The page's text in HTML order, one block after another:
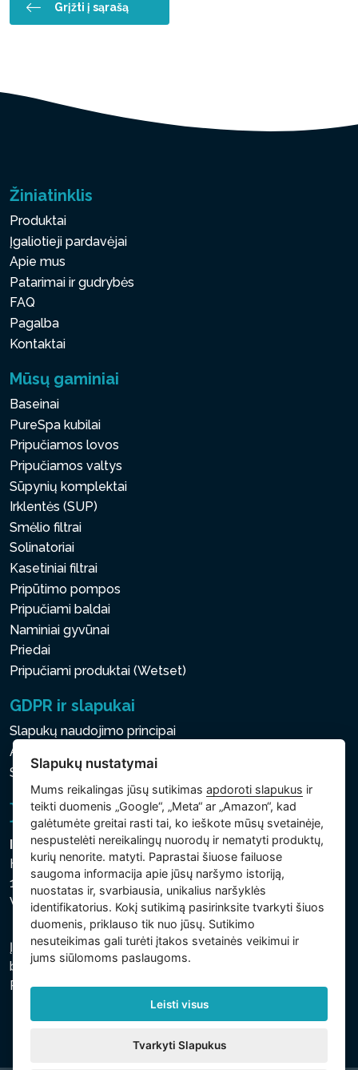
Grįžti į sąrašą
Žiniatinklis
Produktai
Įgaliotieji pardavėjai
Apie mus
Patarimai ir gudrybės
FAQ
Pagalba
Kontaktai
Mūsų gaminiai
Baseinai
PureSpa kubilai
Pripučiamos lovos
Pripučiamos valtys
Sūpynių komplektai
Irklentės (SUP)
Smėlio filtrai
Solinatoriai
Kasetiniai filtrai
Pripūtimo pompos
Pripučiami baldai
Naminiai gyvūnai
Priedai
Pripučiami produktai (Wetset)
GDPR ir slapukai
Slapukų naudojimo principai
Asmens ir kitų tvarkomų duomenų apsaugos politika
Slapukų nustatymai
Intex Trading, s.r.o.
Hradecká 2526/3
130 00 Praha 3
Vinohrady - Česká republika
Įmonė įregistruota Prahos miesto teisme, C skyriuje,
bylos numeris 74759. regsitracijos numeris: 26150808,
PVM kodas: CZ26150808.
Slapukų nustatymai
Mums reikalingas jūsų sutikimasapdoroti slapukus ir
teikti duomenis „Google“, „Meta“ ar „Amazon“, kad
galėtumėte greitai rasti tai, ko ieškote mūsų svetainėje,
nespustelėti nereikalingų nuorodų ir nematyti produktų,
kurių nenorite. matyti. Paprastai šiuose failuose
saugoma informacija apie jūsų naršymo istoriją,
nuostatas ir, svarbiausia, unikalius naršyklės
identifikatorius. Kokį sutikimą pasirinksite tvarkyti šiuos
duomenis, priklauso tik nuo jūsų. Sutikimo
nesuteikimas gali turėti įtakos svetainės veikimui ir
jums siūlomoms paslaugoms.
Leisti visus
Tvarkyti Slapukus